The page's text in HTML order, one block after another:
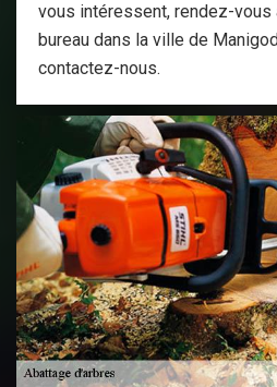
vous intéressent, rendez-vous
bureau dans la ville de
contactez-nous.